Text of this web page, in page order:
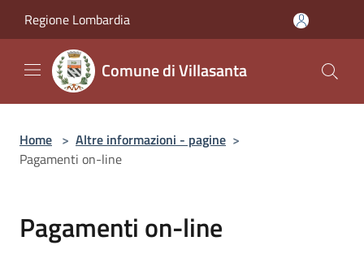
Regione Lombardia
Comune di Villasanta
Home > Altre informazioni - pagine >
Pagamenti on-line
Pagamenti on-line